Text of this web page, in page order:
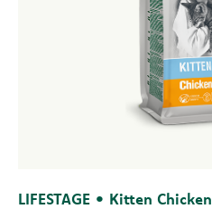
LIFESTAGE • Kitten Chicken